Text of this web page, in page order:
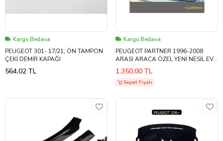
Kargo Bedava
PEUGEOT 301- 17/21; ÖN TAMPON
ÇEKİ DEMİR KAPAĞI
564,02 TL
Kargo Bedava
PEUGEOT PARTNER 1996-2008
ARASI ARACA ÖZEL YENİ NESİL EVA
MAT OTO BAGAJ HAVUZU
1.350,00 TL
Sepet Fiyatı